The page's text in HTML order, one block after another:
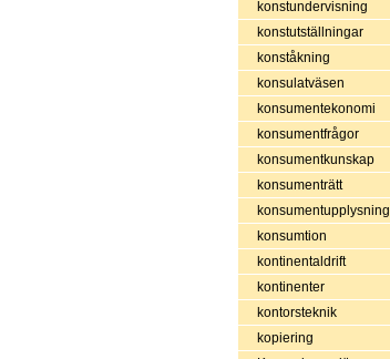
konstundervisning
konstutställningar
konståkning
konsulatväsen
konsumentekonomi
konsumentfrågor
konsumentkunskap
konsumenträtt
konsumentupplysning
konsumtion
kontinentaldrift
kontinenter
kontorsteknik
kopiering